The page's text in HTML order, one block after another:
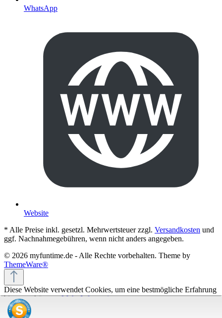
WhatsApp
Website
* Alle Preise inkl. gesetzl. Mehrwertsteuer zzgl. Versandkosten und
ggf. Nachnahmegebühren, wenn nicht anders angegeben.
© 2026 myfuntime.de - Alle Rechte vorbehalten. Theme by
ThemeWare®
Diese Website verwendet Cookies, um eine bestmögliche Erfahrung
bieten zu können.Mehr Informationen ...
Nur technisch notwendige